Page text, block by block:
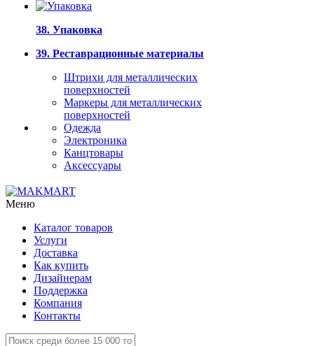
38. Упаковка
39. Реставрационные материалы
Штрихи для металлических
поверхностей
Маркеры для металлических
поверхностей
Одежда
Электроника
Канцтовары
Аксессуары
Меню
Каталог товаров
Услуги
Доставка
Как купить
Дизайнерам
Поддержка
Компания
Контакты